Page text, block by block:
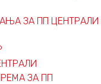
ЗА ПП ЦЕНТРАЛИ
ЗА ПП